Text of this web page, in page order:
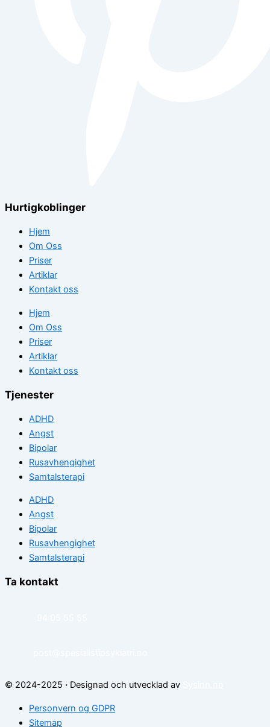
Hurtigkoblinger
Hjem
Om Oss
Priser
Artiklar
Kontakt oss
Hjem
Om Oss
Priser
Artiklar
Kontakt oss
Tjenester
ADHD
Angst
Bipolar
Rusavhengighet
Samtalsterapi
ADHD
Angst
Bipolar
Rusavhengighet
Samtalsterapi
Ta kontakt
© 2024-2025 · Designad och utvecklad av
Personvern og GDPR
Sitemap